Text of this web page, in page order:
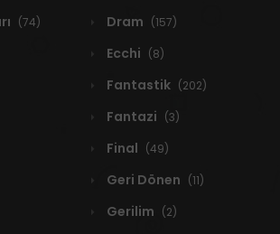
(74) Dram (157)
Ecchi (8)
Fantastik (202)
Fantazi (3)
Final (49)
Geri Dönen (11)
Gerilim (2)